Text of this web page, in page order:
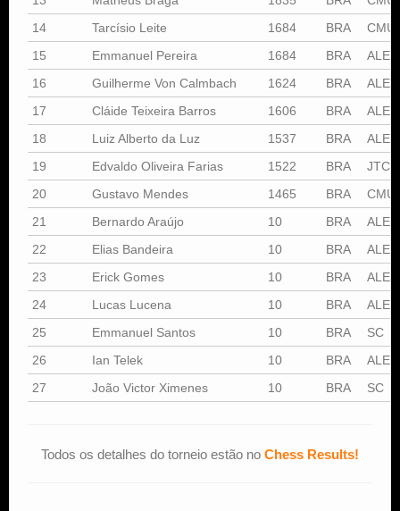
14
Tarcísio Leite 1684 BRA
15
Emmanuel Pereira 1684 BRA
ALEX
16
Guilherme Von Calmbach 1624 BRA
ALEX
17
Cláide Teixeira Barros 1606 BRA
ALEX
18
Luiz Alberto da Luz 1537 BRA
ALEX
19
Edvaldo Oliveira Farias 1522 BRA
JTC
20
Gustavo Mendes 1465 BRA
21
Bernardo Araújo 10 BRA
ALEX
22
Elias Bandeira 10 BRA
ALEX
23
Erick Gomes 10 BRA
ALEX
24
Lucas Lucena 10 BRA
ALEX
25
Emmanuel Santos 10 BRA
SC
26
Ian Telek 10 BRA
ALEX
27
João Victor Ximenes 10 BRA SC
Todos os detalhes do torneio estão no Chess Results!